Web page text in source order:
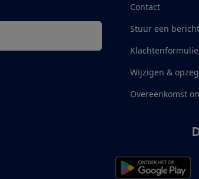
Contact
Stuur een bericht
Wijzigen &
Overeenkomst